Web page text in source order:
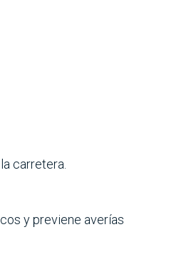
carretera.
y previene averías